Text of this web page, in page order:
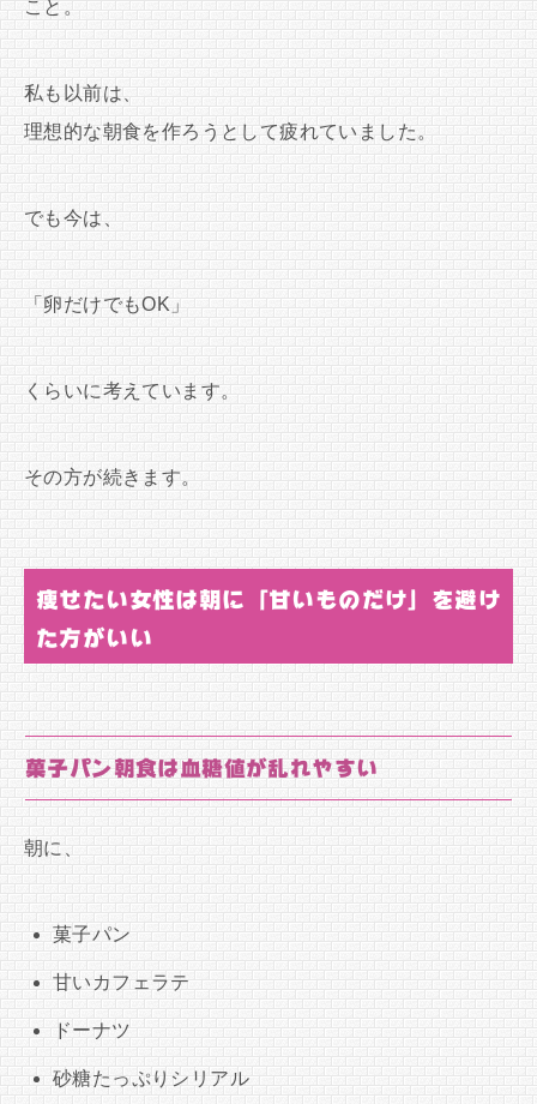
こと。
私も以前は、
理想的な朝食を作ろうとして疲れていました。
でも今は、
「卵だけでもOK」
くらいに考えています。
その方が続きます。
痩せたい女性は朝に「甘いものだけ」を避け
た方がいい
菓子パン朝食は血糖値が乱れやすい
朝に、
菓子パン
甘いカフェラテ
ドーナツ
砂糖たっぷりシリアル